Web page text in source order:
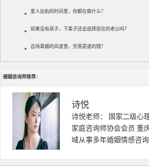
爱人出轨的时间里，你都在做什么？
如果没有孩子，下辈子还会选择现在的老公吗？
这场离婚的风波里，究竟是谁的错？
婚姻咨询师推荐：
诗悦
诗悦老师： 国家二级心
家庭咨询师协会会员 重
域从事多年婚姻情感咨询